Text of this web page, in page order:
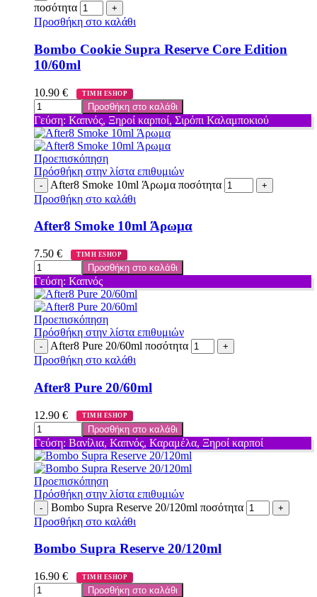
ποσότητα
Προσθήκη στο καλάθι
Bombo Cookie Supra Reserve Core Edition
10/60ml
10.90 € ΤΙΜΗ ESHOP
Προσθήκη στο καλάθι
Γεύση: Καπνός, Ξηροί καρποί, Σιρόπι Καλαμποκιού
Προεπισκόπηση
Πρόσθήκη στην λίστα επιθυμιών
After8 Smoke 10ml Άρωμα ποσότητα
Προσθήκη στο καλάθι
After8 Smoke 10ml Άρωμα
7.50 € ΤΙΜΗ ESHOP
Προσθήκη στο καλάθι
Γεύση: Καπνός
Προεπισκόπηση
Πρόσθήκη στην λίστα επιθυμιών
After8 Pure 20/60ml ποσότητα
Προσθήκη στο καλάθι
After8 Pure 20/60ml
12.90 € ΤΙΜΗ ESHOP
Προσθήκη στο καλάθι
Γεύση: Βανίλια, Καπνός, Καραμέλα, Ξηροί καρποί
Προεπισκόπηση
Πρόσθήκη στην λίστα επιθυμιών
Bombo Supra Reserve 20/120ml ποσότητα
Προσθήκη στο καλάθι
Bombo Supra Reserve 20/120ml
16.90 € ΤΙΜΗ ESHOP
Προσθήκη στο καλάθι